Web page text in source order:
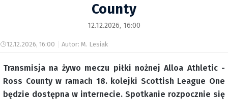
County
12.12.2026, 16:00
12.12.2026, 16:00 Autor: M. Lesiak
Transmisja na żywo meczu piłki nożnej Alloa Athletic -
Ross County w ramach 18. kolejki Scottish League One
będzie dostępna w internecie. Spotkanie rozpocznie się